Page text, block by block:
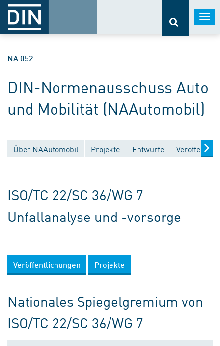
NA 052
DIN-Normenausschuss Auto
und Mobilität (NAAutomobil)
Über NAAutomobil Projekte Entwürfe
ISO/TC 22/SC 36/WG 7
Unfallanalyse und -vorsorge
Veröffentlichungen Projekte
Nationales Spiegelgremium von
ISO/TC 22/SC 36/WG 7